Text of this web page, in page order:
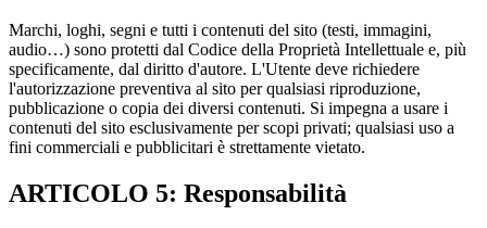
Marchi, loghi, segni e tutti i contenuti del sito (testi, immagini,
audio…) sono protetti dal Codice della Proprietà Intellettuale e, più
specificamente, dal diritto d'autore. L'Utente deve richiedere
l'autorizzazione preventiva al sito per qualsiasi riproduzione,
pubblicazione o copia dei diversi contenuti. Si impegna a usare i
contenuti del sito esclusivamente per scopi privati; qualsiasi uso a
fini commerciali e pubblicitari è strettamente vietato.
ARTICOLO 5: Responsabilità